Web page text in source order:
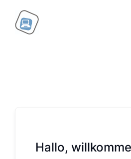
Inhalt
springen
Hallo,